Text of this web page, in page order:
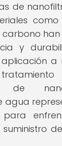
de
y
a
de
agua
para
suministro